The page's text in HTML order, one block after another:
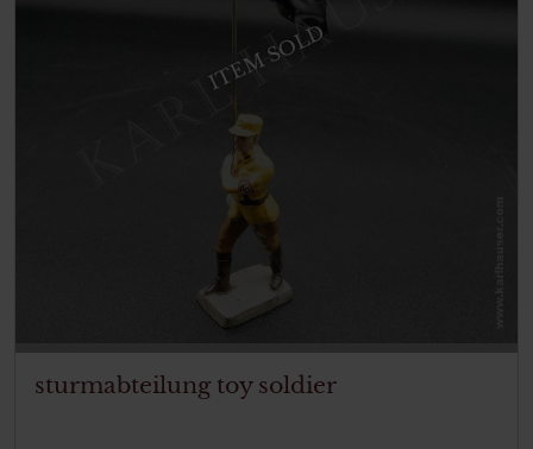
ITEM SOLD
sturmabteilung toy soldier